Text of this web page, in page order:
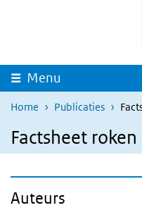
Overslaan en naar de inhoud
Menu
Home Publicaties
Factsheet
Auteurs